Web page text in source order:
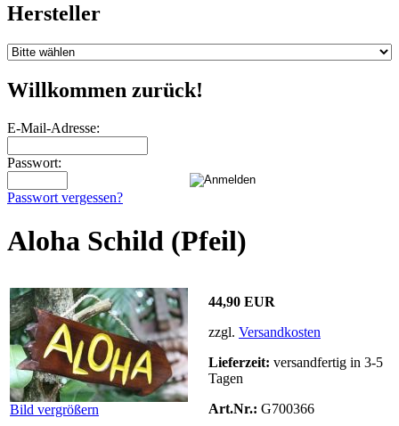
Hersteller
Willkommen zurück!
E-Mail-Adresse:
Passwort:
Passwort vergessen?
Aloha Schild (Pfeil)
Bild vergrößern
44,90 EUR
zzgl. Versandkosten
Lieferzeit: versandfertig in 3-5
Tagen
Art.Nr.: G700366